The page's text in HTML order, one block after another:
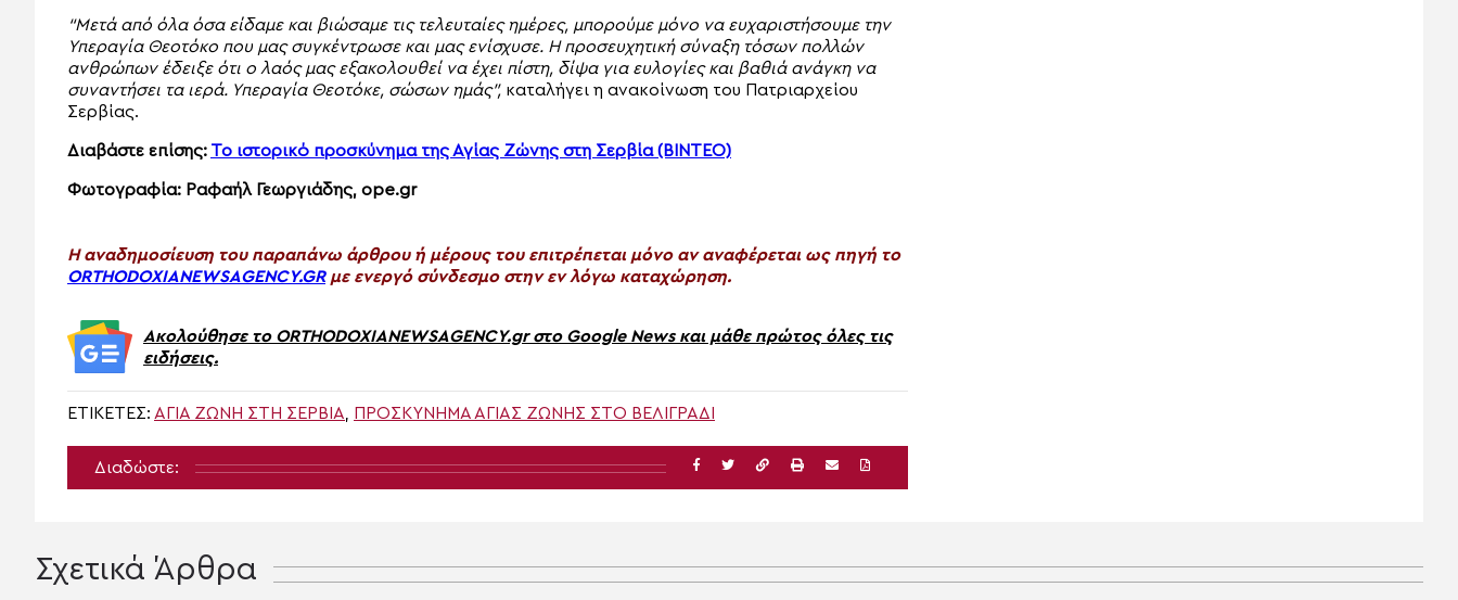
“Μετά από όλα όσα είδαμε και βιώσαμε τις τελευταίες ημέρες, μπορούμε μόνο να ευχαριστήσουμε την
Υπεραγία Θεοτόκο που μας συγκέντρωσε και μας ενίσχυσε. Η προσευχητική σύναξη τόσων πολλών
ανθρώπων έδειξε ότι ο λαός μας εξακολουθεί να έχει πίστη, δίψα για ευλογίες και βαθιά ανάγκη να
συναντήσει τα ιερά. Υπεραγία Θεοτόκε, σώσων ημάς”, καταλήγει η ανακοίνωση του Πατριαρχείου
Σερβίας.
Διαβάστε επίσης: Το ιστορικό προσκύνημα της Αγίας Ζώνης στη Σερβία (ΒΙΝΤΕΟ)
Φωτογραφία: Ραφαήλ Γεωργιάδης, ope.gr
H αναδημοσίευση του παραπάνω άρθρου ή μέρους του επιτρέπεται μόνο αν αναφέρεται ως πηγή το
ORTHODOXIANEWSAGENCY.GRμε ενεργό σύνδεσμο στην εν λόγω καταχώρηση.
Ακολούθησε το ORTHODOXIANEWSAGENCY.gr στο Google News και μάθε πρώτος όλες τις
ειδήσεις.
ΕΤΙΚΈΤΕΣ: ΑΓΊΑ ΖΏΝΗ ΣΤΗ ΣΕΡΒΊΑ ΠΡΟΣΚΎΝΗΜΑ ΑΓΊΑΣ ΖΏΝΗΣ ΣΤΟ ΒΕΛΙΓΡΆΔΙ
Διαδώστε:
Σχετικά Άρθρα